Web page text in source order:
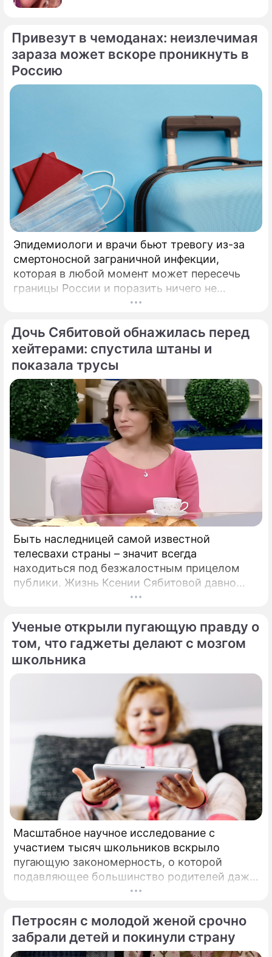
Привезут в чемоданах: неизлечимая
зараза может вскоре проникнуть в
Россию
Эпидемиологи и врачи бьют тревогу из-за
смертоносной заграничной инфекции,
которая в любой момент может пересечь
границы России и поразить ничего не
подозревающих граждан. Россию
угрозе: в страну могут завезти неизлечимый
и смертоносный вирус Бурбон.
Дочь Сябитовой обнажилась перед
хейтерами: спустила штаны и
показала трусы
Быть наследницей самой известной
телесвахи страны – значит всегда
находиться под безжалостным прицелом
публики. Жизнь Ксении Сябитовой давно
рассматривают под мощной лупой.
Ученые открыли пугающую правду о
том, что гаджеты делают с мозгом
школьника
Масштабное научное исследование с
участием тысяч школьников вскрыло
пугающую закономерность, о которой
подавляющее большинство родителей даже
не догадывалось. Привычка дарить ребенку
социальным сетям в младшем
подростковом возрасте обворачивается
скрытым провалом в учебе.
Петросян с молодой женой срочно
забрали детей и покинули страну